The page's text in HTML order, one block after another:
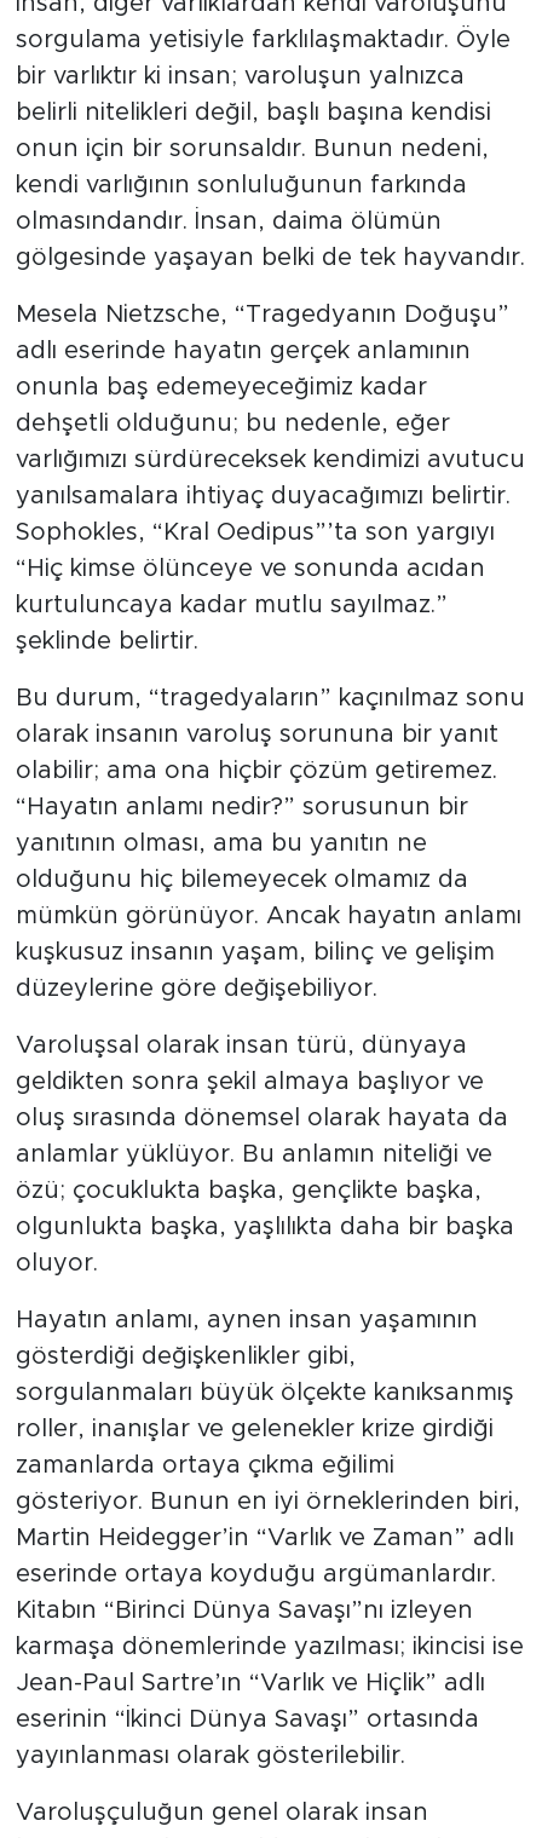
sorgulama yetisiyle farklılaşmaktadır. Öyle
bir varlıktır ki insan; varoluşun yalnızca
belirli nitelikleri değil, başlı başına kendisi
onun için bir sorunsaldır. Bunun nedeni,
kendi varlığının sonluluğunun farkında
olmasındandır. İnsan, daima ölümün
gölgesinde yaşayan belki de tek hayvandır.
Mesela Nietzsche, “Tragedyanın Doğuşu”
adlı eserinde hayatın gerçek anlamının
onunla baş edemeyeceğimiz kadar
dehşetli olduğunu; bu nedenle, eğer
varlığımızı sürdüreceksek kendimizi avutucu
yanılsamalara ihtiyaç duyacağımızı belirtir.
Sophokles, “Kral Oedipus”’ta son yargıyı
“Hiç kimse ölünceye ve sonunda acıdan
kurtuluncaya kadar mutlu sayılmaz.”
şeklinde belirtir.
Bu durum, “tragedyaların” kaçınılmaz sonu
olarak insanın varoluş sorununa bir yanıt
olabilir; ama ona hiçbir çözüm getiremez.
“Hayatın anlamı nedir?” sorusunun bir
yanıtının olması, ama bu yanıtın ne
olduğunu hiç bilemeyecek olmamız da
mümkün görünüyor. Ancak hayatın anlamı
kuşkusuz insanın yaşam, bilinç ve gelişim
düzeylerine göre değişebiliyor.
Varoluşsal olarak insan türü, dünyaya
geldikten sonra şekil almaya başlıyor ve
oluş sırasında dönemsel olarak hayata da
anlamlar yüklüyor. Bu anlamın niteliği ve
özü; çocuklukta başka, gençlikte başka,
olgunlukta başka, yaşlılıkta daha bir başka
oluyor.
Hayatın anlamı, aynen insan yaşamının
gösterdiği değişkenlikler gibi,
sorgulanmaları büyük ölçekte kanıksanmış
roller, inanışlar ve gelenekler krize girdiği
zamanlarda ortaya çıkma eğilimi
gösteriyor. Bunun en iyi örneklerinden biri,
Martin Heidegger’in “Varlık ve Zaman” adlı
eserinde ortaya koyduğu argümanlardır.
Kitabın “Birinci Dünya Savaşı”nı izleyen
karmaşa dönemlerinde yazılması; ikincisi ise
Jean-Paul Sartre’ın “Varlık ve Hiçlik” adlı
eserinin “İkinci Dünya Savaşı” ortasında
yayınlanması olarak gösterilebilir.
Varoluşçuluğun genel olarak insan
Tarihçe
Resmi İlanlar
Söyleşi
Foto Şaka
Politika